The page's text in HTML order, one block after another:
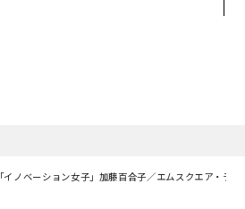
「イノベーション女子」加藤百合子／エムスクエア・ラ